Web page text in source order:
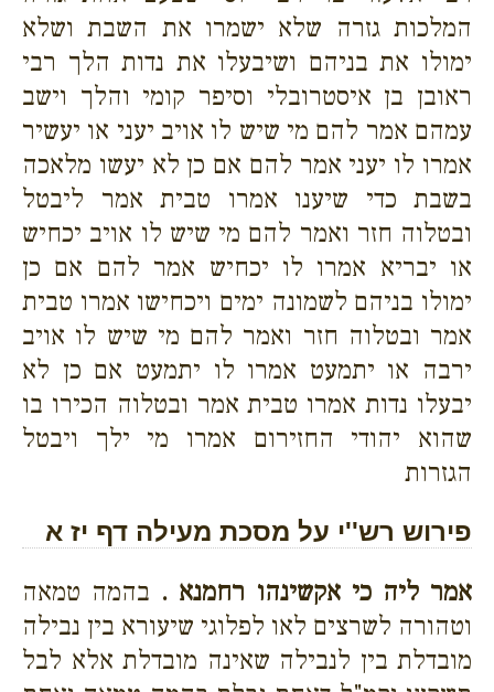
המלכות גזרה שלא ישמרו את השבת ושלא
ימולו את בניהם ושיבעלו את נדות הלך רבי
ראובן בן איסטרובלי וסיפר קומי והלך וישב
עמהם אמר להם מי שיש לו אויב יעני או יעשיר
אמרו לו יעני אמר להם אם כן לא יעשו מלאכה
בשבת כדי שיענו אמרו טבית אמר ליבטל
ובטלוה חזר ואמר להם מי שיש לו אויב יכחיש
או יבריא אמרו לו יכחיש אמר להם אם כן
ימולו בניהם לשמונה ימים ויכחישו אמרו טבית
אמר ובטלוה חזר ואמר להם מי שיש לו אויב
ירבה או יתמעט אמרו לו יתמעט אם כן לא
יבעלו נדות אמרו טבית אמר ובטלוה הכירו בו
שהוא יהודי החזירום אמרו מי ילך ויבטל
הגזרות
פירוש רש''י על מסכת מעילה דף יז א
אמר ליה כי אקשינהו רחמנא . בהמה טמאה
וטהורה לשרצים לאו לפלוגי שיעורא בין נבילה
מובדלת בין לנבילה שאינה מובדלת אלא לבל